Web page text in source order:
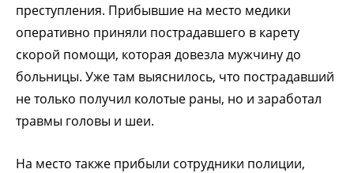
преступления. Прибывшие на место медики
оперативно приняли пострадавшего в карету
скорой помощи, которая довезла мужчину до
больницы. Уже там выяснилось, что пострадавший
не только получил колотые раны, но и заработал
травмы головы и шеи.
На место также прибыли сотрудники полиции,